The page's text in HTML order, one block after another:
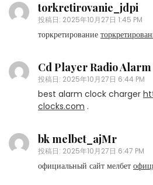
torkretirovanie_jdpi
投稿日: 2025年10月27日 1:45 PM
торкретирование
Cd Player Radio
投稿日: 2025年10月27日 6:44 PM
best alarm clock charger
clocks.com .
bk melbet_ajMr
投稿日: 2025年10月27日 6:47 PM
официальный сайт мелбет